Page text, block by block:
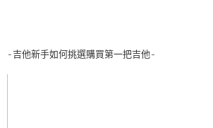
-吉他新手如何挑選購買第一把吉他-